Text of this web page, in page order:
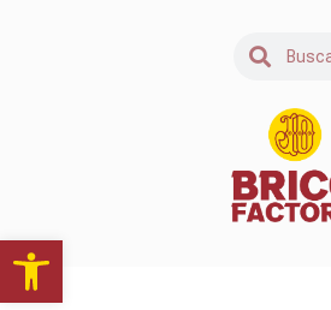
Abrir barra de herramientas